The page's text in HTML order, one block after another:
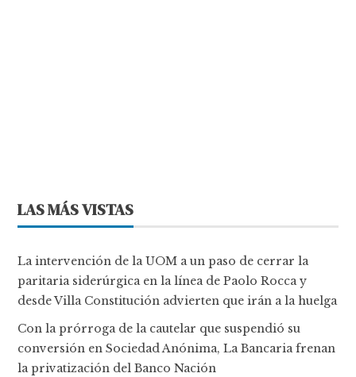
LAS MÁS VISTAS
La intervención de la UOM a un paso de cerrar la
paritaria siderúrgica en la línea de Paolo Rocca y
desde Villa Constitución advierten que irán a la huelga
Con la prórroga de la cautelar que suspendió su
conversión en Sociedad Anónima, La Bancaria frenan
la privatización del Banco Nación